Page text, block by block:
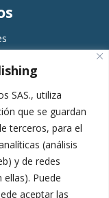
SAS., utiliza
que se guardan
terceros, para el
(análisis
y de redes
Puede
aceptar las